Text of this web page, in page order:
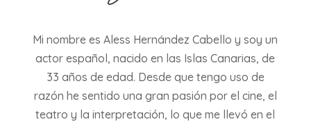
Mi nombre es Aless Hernández Cabello y soy un
actor español, nacido en las Islas Canarias, de
33 años de edad. Desde que tengo uso de
razón he sentido una gran pasión por el cine, el
teatro y la interpretación, lo que me llevó en el